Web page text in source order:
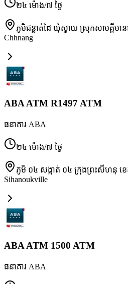
២៤ ម៉ោង/៧ ថ្ងៃ
ភូមិជន្លាត់ដៃ ឃុំស្វាយ ស្រុកសាមគ្គីមាន
Chhnang
ABA ATM R1497 ATM
ធនាគារ ABA
២៤ ម៉ោង/៧ ថ្ងៃ
ភូមិ ០៤ សង្កាត់ ០៤ ក្រុងព្រះសីហនុ ខេ
Sihanoukville
ABA ATM 1500 ATM
ធនាគារ ABA